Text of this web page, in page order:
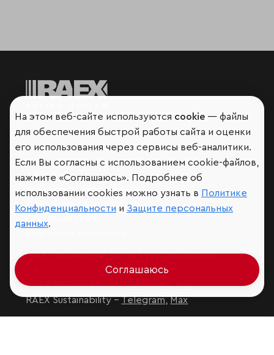
Мир сквозь призму рейтингов
Аналитика
Контактная информация
Подписаться на рассылку
Мы в социальных сетях и мессенджерах
RAEX Образование –Telegram,Max
RAEX Sustainability –Telegram,Max
На этом веб-сайте используются cookie — файлы
для обеспечения быстрой работы сайта и оценки
его использования через сервисы веб-аналитики.
Если Вы согласны с использованием cookie-файлов,
нажмите «Соглашаюсь». Подробнее об
использовании cookies можно узнать в Политике
Конфиденциальности и Защите персональных
данных.
Соглашаюсь